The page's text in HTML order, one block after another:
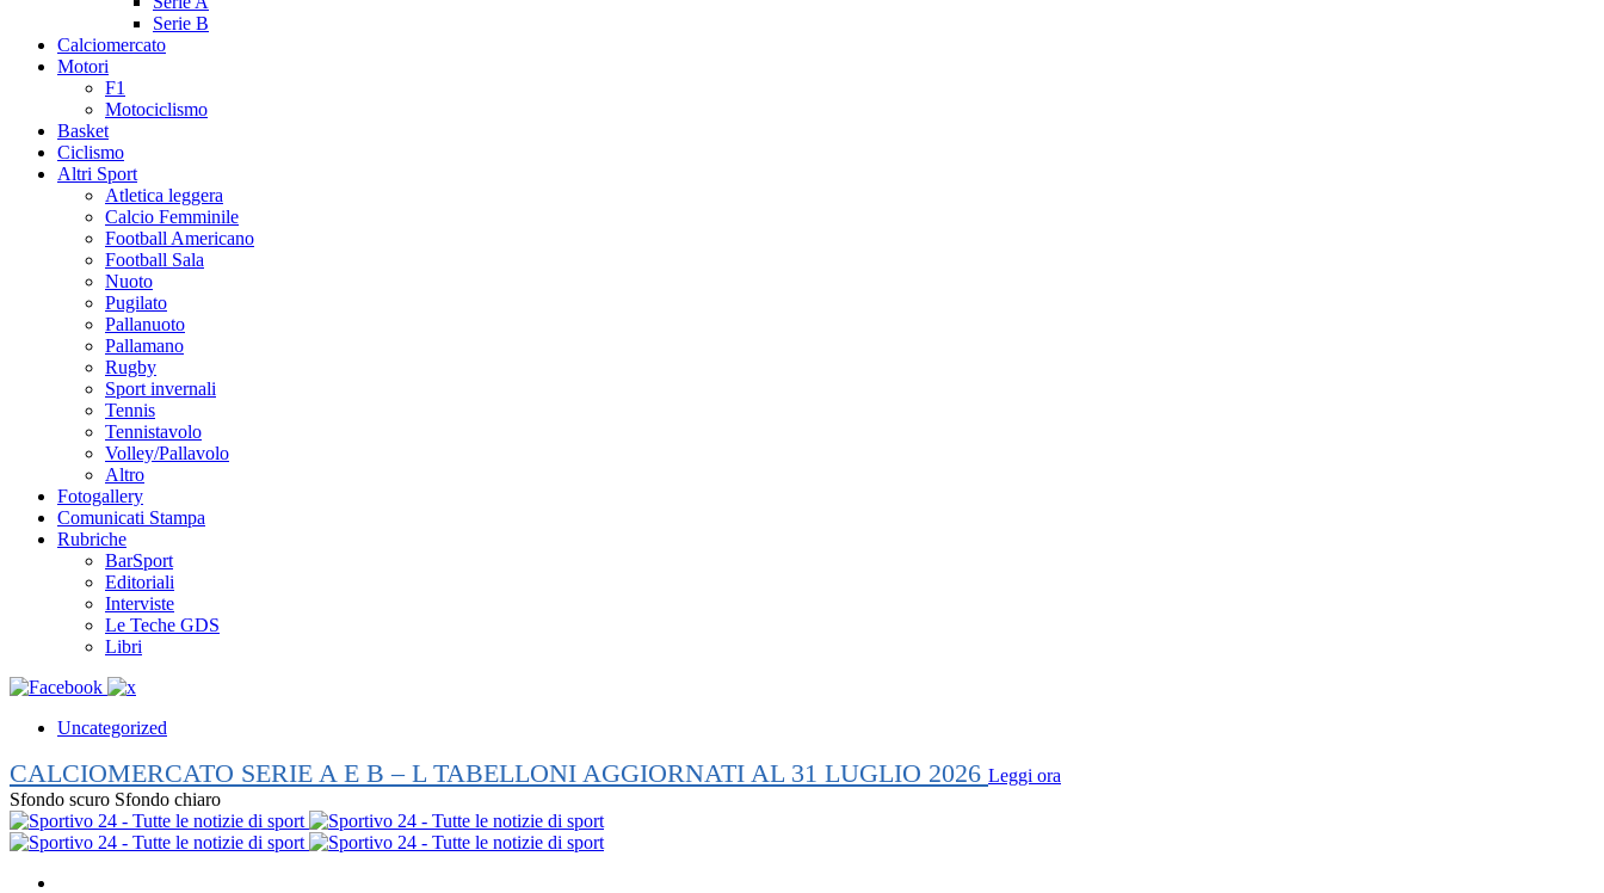
Serie B
Calciomercato
Motori
F1
Motociclismo
Basket
Ciclismo
Altri Sport
Atletica leggera
Calcio Femminile
Football Americano
Football Sala
Nuoto
Pugilato
Pallanuoto
Pallamano
Rugby
Sport invernali
Tennis
Tennistavolo
Volley/Pallavolo
Altro
Fotogallery
Comunicati Stampa
Rubriche
BarSport
Editoriali
Interviste
Le Teche GDS
Libri
Uncategorized
CALCIOMERCATO SERIE A E B – L TABELLONI AGGIORNATI AL 31 LUGLIO 2026 Leggi ora
Sfondo scuro Sfondo chiaro